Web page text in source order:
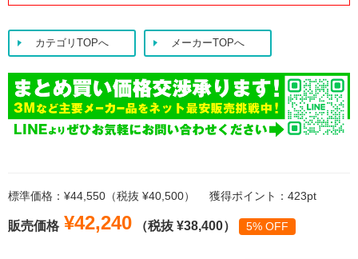
カテゴリTOPへ メーカーTOPへ
標準価格：¥44,550（税抜 ¥40,500） 獲得ポイント：423pt
販売価格 ¥42,240 （税抜 ¥38,400） 5% OFF